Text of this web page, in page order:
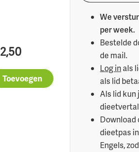
2,50
Toevoegen
We
per week.
Bestelde
de mail.
Log inals
als lid
Als lid kun
Download
dieetpas
Engels,